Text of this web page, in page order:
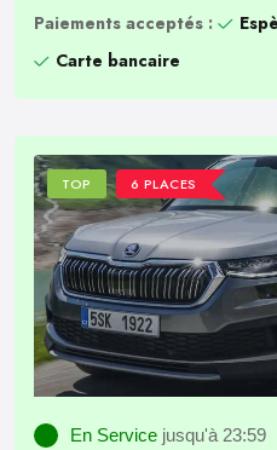
Paiements acceptés :
Carte bancaire
TOP 6 PLACES
En Service jusqu'à 23:59